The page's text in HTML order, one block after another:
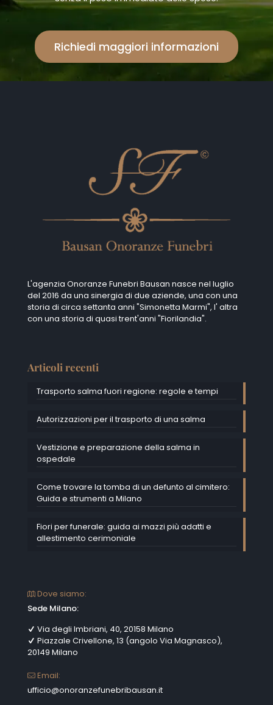
Richiedi maggiori informazioni
L'agenzia Onoranze Funebri Bausan nasce nel luglio
del 2016 da una sinergia di due aziende, una con una
storia di circa settanta anni "Simonetta Marmi", I' altra
con una storia di quasi trent'anni "Fiorilandia".
Articoli recenti
Trasporto salma fuori regione: regole e tempi
Autorizzazioni per il trasporto di una salma
Vestizione e preparazione della salma in
ospedale
Come trovare la tomba di un defunto al cimitero:
Guida e strumenti a Milano
Fiori per funerale: guida ai mazzi più adatti e
allestimento cerimoniale
Dove siamo:
Sede Milano:
Via degli Imbriani, 40, 20158 Milano
Piazzale Crivellone, 13 (angolo Via Magnasco),
20149 Milano
Email:
ufficio@onoranzefunebribausan.it